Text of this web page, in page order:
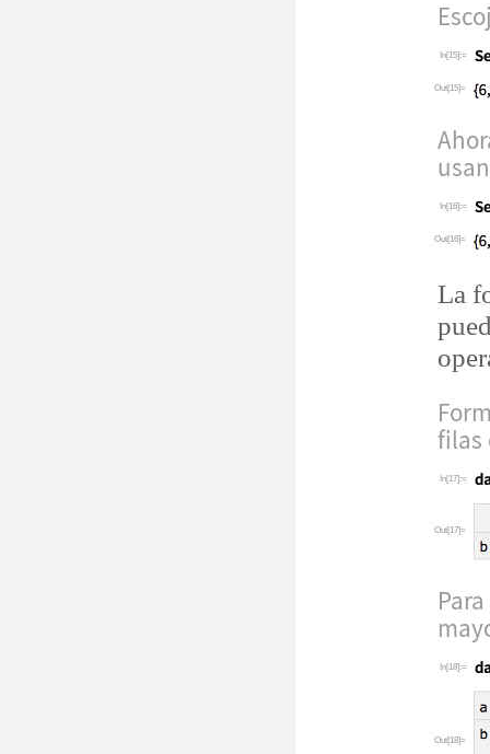
In[15]:=
Out[15]=
In[16]:=
Out[16]=
La
filas
In[17]:=
Out[17]=
In[18]:=
Out[18]=